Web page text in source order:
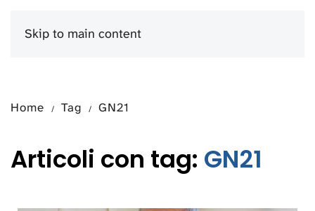
Skip to main content
Home Tag GN21
Articoli con tag: GN21